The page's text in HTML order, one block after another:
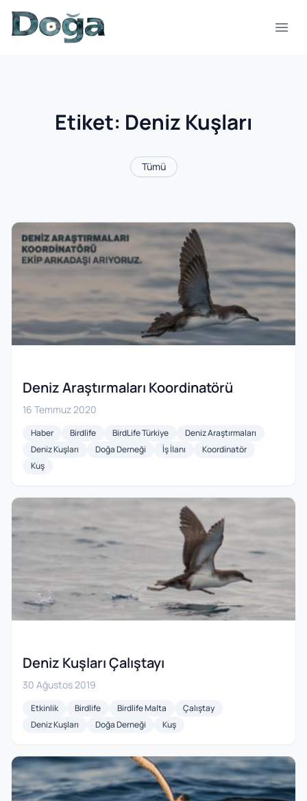
İçeriğe geç
Etiket: Deniz Kuşları
Tümü
Deniz Araştırmaları Koordinatörü
16 Temmuz 2020
Haber Birdlife BirdLife Türkiye
Deniz Araştırmaları
Deniz Kuşları
Doğa Derneği İş İlanı
Koordinatör
Kuş
Deniz Kuşları Çalıştayı
30 Ağustos 2019
Etkinlik Birdlife Birdlife Malta
Çalıştay
Deniz Kuşları
Doğa Derneği Kuş